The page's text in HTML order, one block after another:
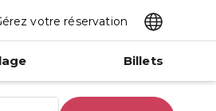
votre réservation
Billets